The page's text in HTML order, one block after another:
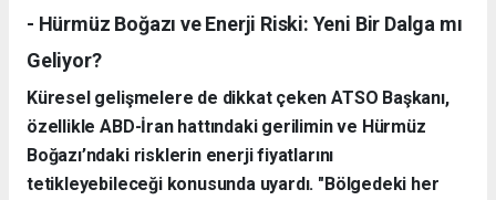
- Hürmüz Boğazı ve Enerji Riski: Yeni Bir Dalga mı
Geliyor?
Küresel gelişmelere de dikkat çeken ATSO Başkanı,
özellikle ABD-İran hattındaki gerilimin ve Hürmüz
Boğazı’ndaki risklerin enerji fiyatlarını
tetikleyebileceği konusunda uyardı. "Bölgedeki her